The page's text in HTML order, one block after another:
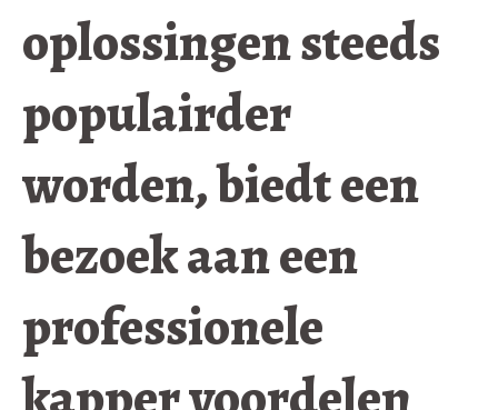
oplossingen steeds
populairder
worden, biedt een
bezoek aan een
professionele